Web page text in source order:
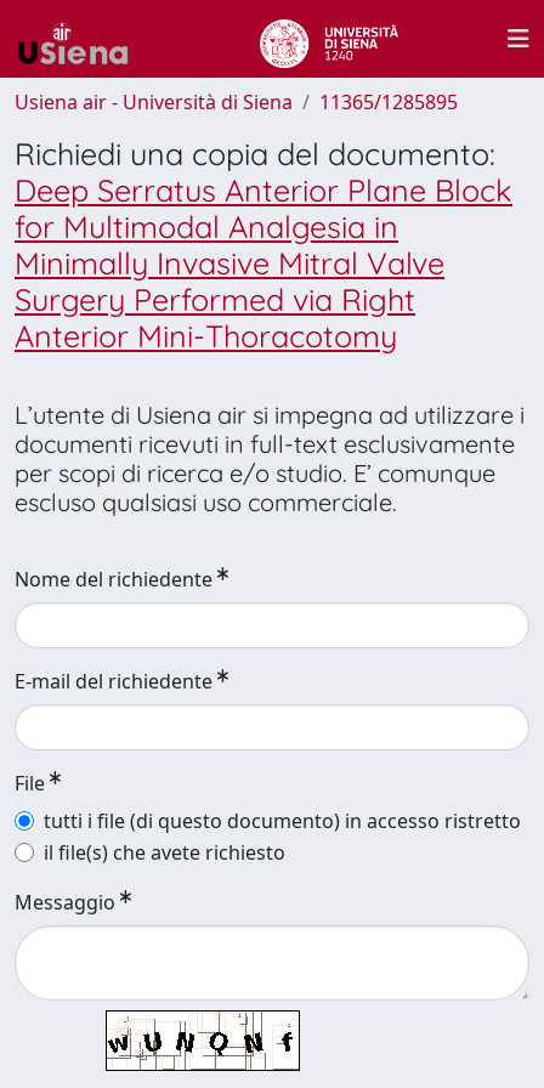
Usiena air - Università di Siena 11365/1285895
Richiedi una copia del documento:
Deep Serratus Anterior Plane Block
for Multimodal Analgesia in
Minimally Invasive Mitral Valve
Surgery Performed via Right
Anterior Mini-Thoracotomy
L’utente di Usiena air si impegna ad utilizzare i
documenti ricevuti in full-text esclusivamente
per scopi di ricerca e/o studio. E’ comunque
escluso qualsiasi uso commerciale.
Nome del richiedente
E-mail del richiedente
File
tutti i file (di questo documento) in accesso ristretto
il file(s) che avete richiesto
Messaggio